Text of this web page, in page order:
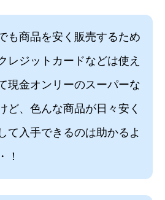
も商品を安く販売するため
レジットカードなどは使え
現金オンリーのスーパーな
ど、色んな商品が日々安く
て入手できるのは助かるよ
！